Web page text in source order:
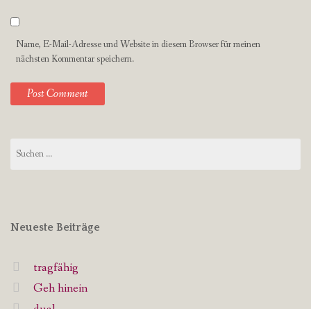
Name, E-Mail-Adresse und Website in diesem Browser für meinen
nächsten Kommentar speichern.
nach:
Neueste Beiträge
tragfähig
Geh hinein